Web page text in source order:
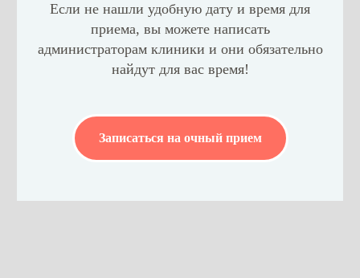
Если не нашли удобную дату и время для
приема, вы можете написать
администраторам клиники и они обязательно
найдут для вас время!
Записаться на очный прием